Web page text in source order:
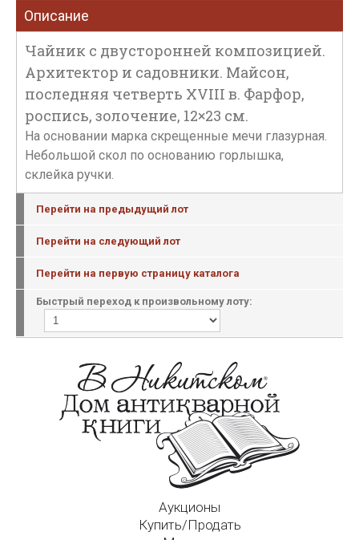
Описание
Чайник с двусторонней композицией.
Архитектор и садовники. Майсон,
последняя четверть XVIII в. Фарфор,
роспись, золочение, 12×23 см.
На основании марка скрещенные мечи глазурная.
Небольшой скол по основанию горлышка,
склейка ручки.
Перейти на предыдущий лот
Перейти на следующий лот
Перейти на первую страницу каталога
Быстрый переход к произвольному лоту:
Аукционы
Купить/Продать